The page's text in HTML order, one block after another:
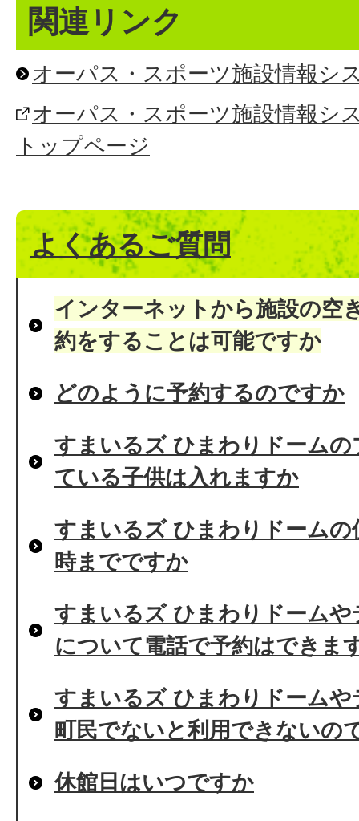
関連リンク
オーパス・スポーツ施設情報シ
オーパス・スポーツ施設情報シ
トップページ
よくあるご質問
インターネットから施設の空
約をすることは可能ですか
どのように予約するのですか
すまいるズ ひまわりドーム
ている子供は入れますか
すまいるズ ひまわりドームの
時までですか
すまいるズ ひまわりドーム
について電話で予約はできま
すまいるズ ひまわりドーム
町民でないと利用できないの
休館日はいつですか